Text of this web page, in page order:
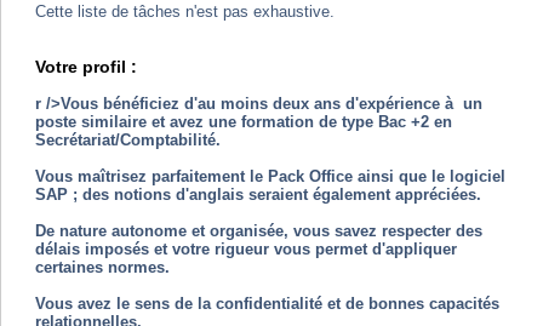
Cette liste de tâches n'est pas exhaustive.
Votre profil :
r />Vous bénéficiez d'au moins deux ans d'expérience à un
poste similaire et avez une formation de type Bac +2 en
Secrétariat/Comptabilité.
Vous maîtrisez parfaitement le Pack Office ainsi que le logiciel
SAP ; des notions d'anglais seraient également appréciées.
De nature autonome et organisée, vous savez respecter des
délais imposés et votre rigueur vous permet d'appliquer
certaines normes.
Vous avez le sens de la confidentialité et de bonnes capacités
relationnelles.